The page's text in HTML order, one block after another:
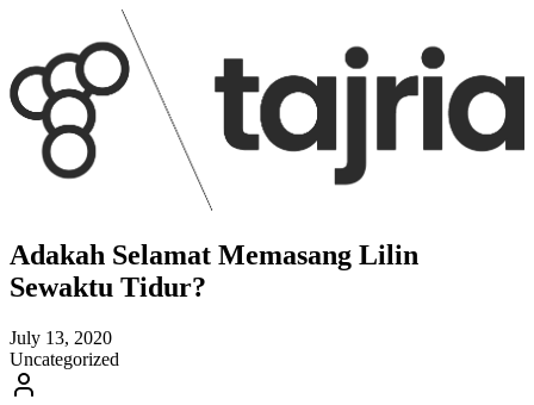
Adakah Selamat Memasang Lilin
Sewaktu Tidur?
July 13, 2020
Uncategorized